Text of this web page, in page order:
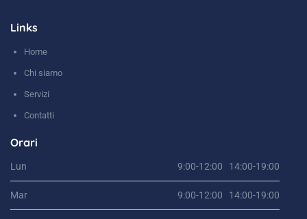
Links
Home
Chi siamo
Servizi
Contatti
Orari
Lun 9:00-12:00 14:00-19:00
Mar 9:00-12:00 14:00-19:00